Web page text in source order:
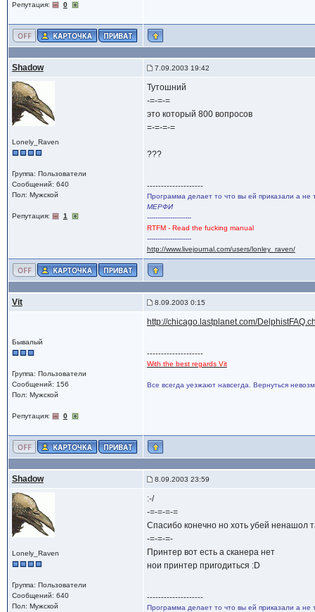
Репутация: 0
Shadow 7.09.2003 19:42
Lonely_Raven
Группа: Пользователи
Сообщений: 640
Пол: Мужской
Репутация: 1
Тутошний
-=-=-=
это который 800 вопросов
=-=-=-=
???
--------------------
Программа делает то что вы ей приказали а
МЕРФИ
---------------------
RTFM - Read the fucking manual
---------------------
http://www.livejournal.com/users/lonley_raven/
Vit 8.09.2003 0:15
Бывалый
Группа: Пользователи
Сообщений: 156
Пол: Мужской
Репутация: 0
http://chicago.lastplanet.com/
--------------------
With the best regards Vit
Все всегда уезжают навсегда. Вернуться
Shadow 8.09.2003 23:59
Lonely_Raven
Группа: Пользователи
Сообщений: 640
Пол: Мужской
:-/
-=-=-=-=
Спасибо конечно но хоть убей ненашол
-=-=-=-
Принтер вот есть а сканера нет
нои принтер пригодиться :D
--------------------
Программа делает то что вы ей приказали а